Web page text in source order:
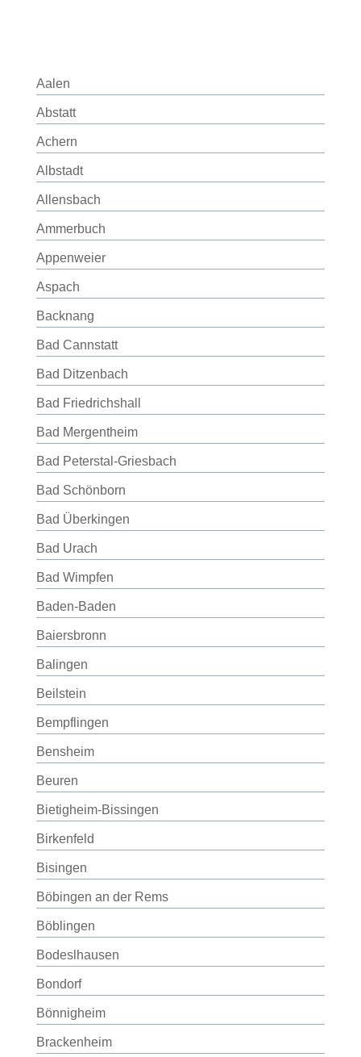
Aalen
Abstatt
Achern
Albstadt
Allensbach
Ammerbuch
Appenweier
Aspach
Backnang
Bad Cannstatt
Bad Ditzenbach
Bad Friedrichshall
Bad Mergentheim
Bad Peterstal-Griesbach
Bad Schönborn
Bad Überkingen
Bad Urach
Bad Wimpfen
Baden-Baden
Baiersbronn
Balingen
Beilstein
Bempflingen
Bensheim
Beuren
Bietigheim-Bissingen
Birkenfeld
Bisingen
Böbingen an der Rems
Böblingen
Bodeslhausen
Bondorf
Bönnigheim
Brackenheim